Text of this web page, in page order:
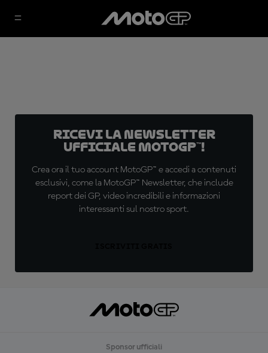
Ricevi la newsletter
ufficiale MotoGP™!
Crea ora il tuo account MotoGP™ e accedi a contenuti
esclusivi, come la MotoGP™ Newsletter, che include
report dei GP, video incredibili e informazioni
interessanti sul nostro sport.
Sponsor ufficiali